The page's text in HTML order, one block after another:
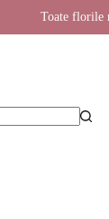
Toate florile